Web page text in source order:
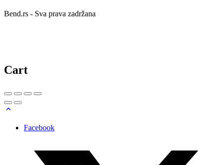
Bend.rs - Sva prava zadržana
Cart
Facebook